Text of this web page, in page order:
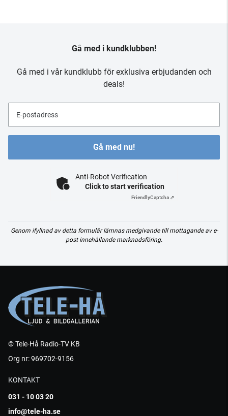
Gå med i kundklubben!
Gå med i vår kundklubb för exklusiva erbjudanden och
deals!
E-postadress
Gå med nu!
Anti-Robot Verification
Click to start verification
FriendlyCaptcha ⇗
Genom ifyllnad av detta formulär lämnas medgivande till mottagande av e-
post innehållande marknadsföring.
© Tele-Hå Radio-TV KB
Org nr: 969702-9156
KONTAKT
031 - 10 03 20
info@tele-ha.se